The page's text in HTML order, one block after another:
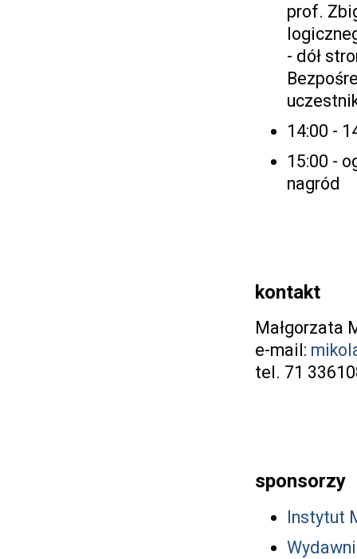
prof.
- dół
14:00 -
15:00 -
nagród
kontakt
Małgorzata
e-mail:
tel. 71
sponsorzy
Instytut